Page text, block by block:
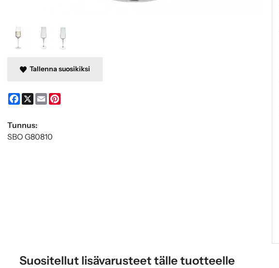
Tallenna suosikiksi
Facebook
X Email
Tunnus:
SBO G80810
Suositellut lisävarusteet tälle tuotteelle